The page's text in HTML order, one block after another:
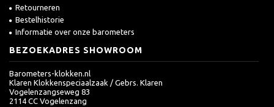
Retourneren
Bestelhistorie
Informatie over onze barometers
BEZOEKADRES SHOWROOM
Barometers-klokken.nl
Klaren Klokkenspeciaalzaak / Gebrs. Klaren
Vogelenzangseweg 83
2114 CC Vogelenzang